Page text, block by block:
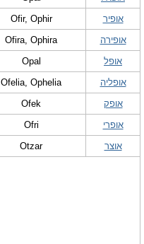
אופיר
Ofir, Ophir
אופירה
Ofira, Ophira
אופל
Opal
אופליה
Ofelia, Ophelia
אופק
Ofek
אופרי
Ofri
אוצר
Otzar